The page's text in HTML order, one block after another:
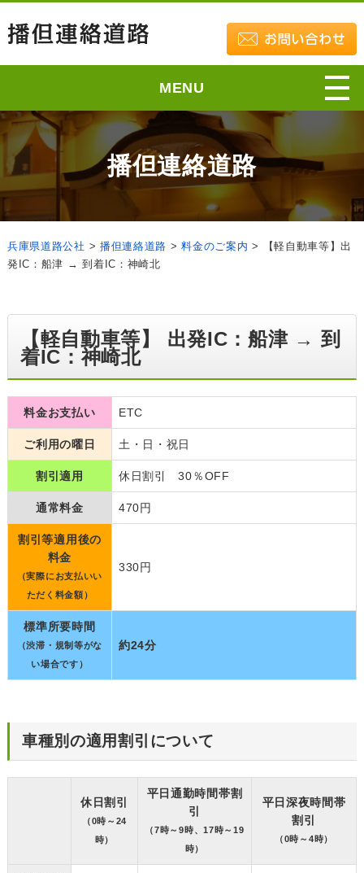
MENU
播但連絡道路
兵庫県道路公社 > 播但連絡道路 >料金のご案内 >
【軽自動車等】出
発IC：船津 → 到着IC：神崎北
【軽自動車等】 出発IC：船津 → 到
着IC：神崎北
料金お支払い ETC
ご利用の曜日 土・日・祝日
割引適用 休日割引 30％OFF
通常料金 470円
割引等適用後の
料金
（実際にお支払いい
ただく料金額）
330円
標準所要時間
（渋滞・規制等がな
い場合です）
約24分
車種別の適用割引について
休日割引
（0時～24
時）
平日通勤時間帯割
引
（7時～9時、17時～19
時）
平日深夜時間帯
割引
（0時～4時）